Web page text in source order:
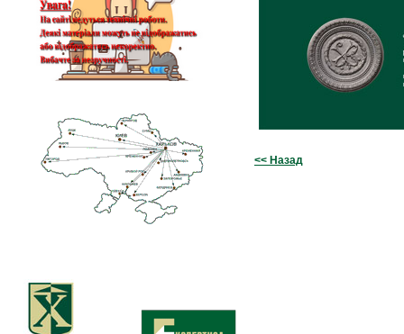
<< Назад